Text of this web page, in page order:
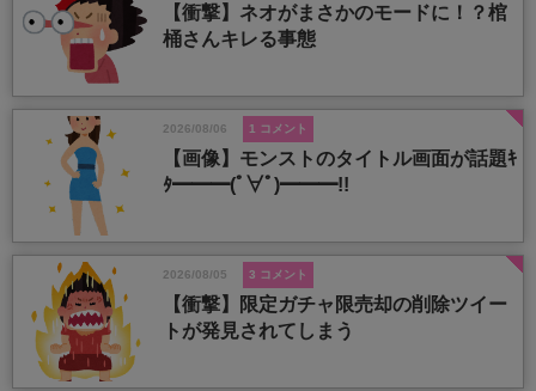
【衝撃】ネオがまさかのモードに！？棺
桶さんキレる事態
2026/08/06 1 コメント
【画像】モンストのタイトル画面が話題ｷ
ﾀ━━━(ﾟ∀ﾟ)━━━!!
2026/08/05 3 コメント
【衝撃】限定ガチャ限売却の削除ツイー
トが発見されてしまう